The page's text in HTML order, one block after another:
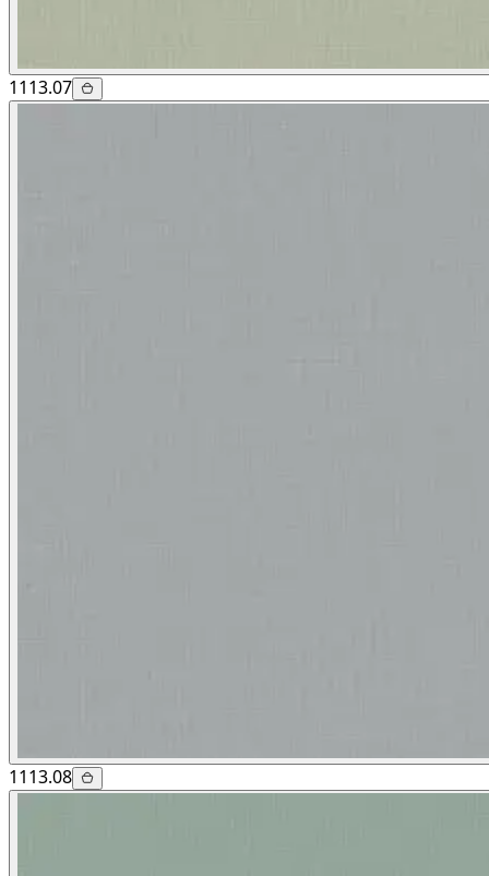
1113.07
1113.08